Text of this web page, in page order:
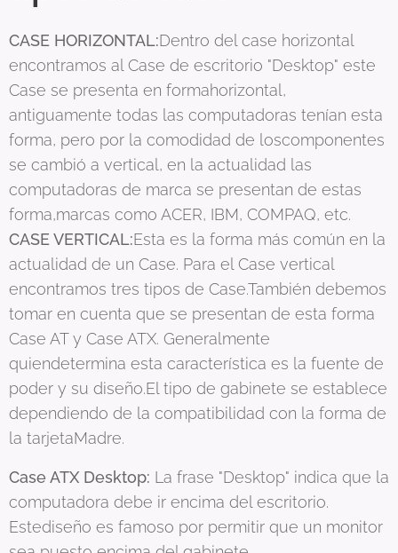
CASE HORIZONTAL:Dentro del case horizontal
encontramos al Case de escritorio "Desktop" este
Case se presenta en formahorizontal,
antiguamente todas las computadoras tenían esta
forma, pero por la comodidad de loscomponentes
se cambió a vertical, en la actualidad las
computadoras de marca se presentan de estas
forma,marcas como ACER, IBM, COMPAQ, etc.
CASE VERTICAL:Esta es la forma más común en la
actualidad de un Case. Para el Case vertical
encontramos tres tipos de Case.También debemos
tomar en cuenta que se presentan de esta forma
Case AT y Case ATX. Generalmente
quiendetermina esta característica es la fuente de
poder y su diseño.El tipo de gabinete se establece
dependiendo de la compatibilidad con la forma de
la tarjetaMadre.
Case ATX Desktop: La frase "Desktop" indica que la
computadora debe ir encima del escritorio.
Estediseño es famoso por permitir que un monitor